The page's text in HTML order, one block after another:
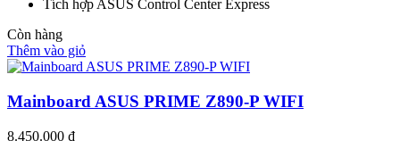
Tích hợp ASUS Control Center Express
Còn hàng
Thêm vào giỏ
Mainboard ASUS PRIME Z890-P WIFI
8.450.000 ₫